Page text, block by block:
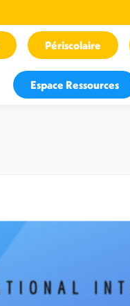
Périscolaire
Espace Ressources